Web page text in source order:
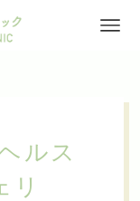
ルス
リ